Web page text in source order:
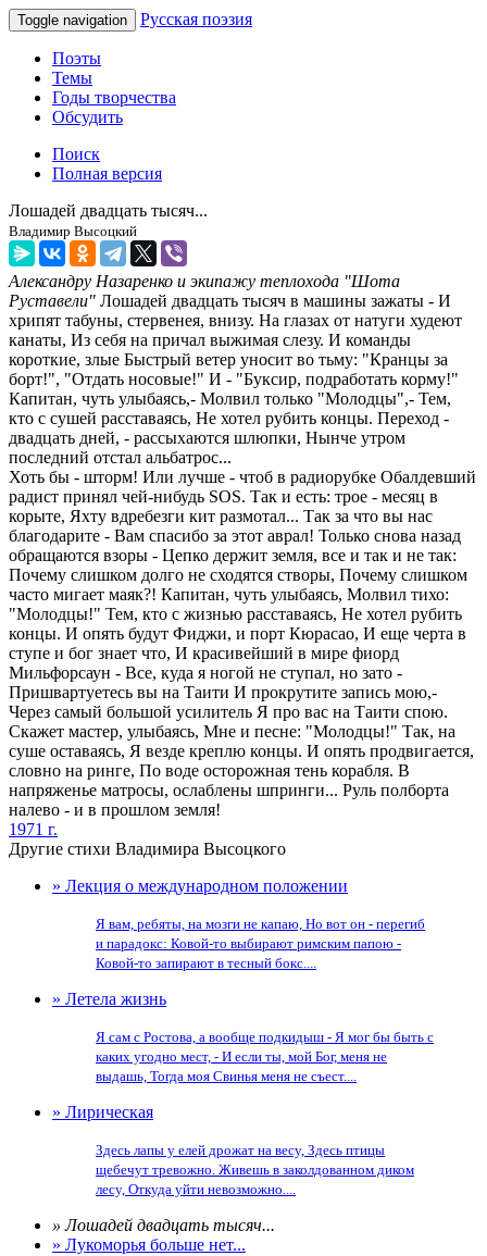
Toggle navigation Русская поэзия
Поэты
Темы
Годы творчества
Обсудить
Поиск
Полная версия
Лошадей двадцать тысяч...
Владимир Высоцкий
Александру Назаренко и экипажу теплохода "Шота
Руставели" Лошадей двадцать тысяч в машины зажаты - И
хрипят табуны, стервенея, внизу. На глазах от натуги худеют
канаты, Из себя на причал выжимая слезу. И команды
короткие, злые Быстрый ветер уносит во тьму: "Кранцы за
борт!", "Отдать носовые!" И - "Буксир, подработать корму!"
Капитан, чуть улыбаясь,- Молвил только "Молодцы",- Тем,
кто с сушей расставаясь, Не хотел рубить концы. Переход -
двадцать дней, - рассыхаются шлюпки, Нынче утром
последний отстал альбатрос...
Хоть бы - шторм! Или лучше - чтоб в радиорубке Обалдевший
радист принял чей-нибудь SOS. Так и есть: трое - месяц в
корыте, Яхту вдребезги кит размотал... Так за что вы нас
благодарите - Вам спасибо за этот аврал! Только снова назад
обращаются взоры - Цепко держит земля, все и так и не так:
Почему слишком долго не сходятся створы, Почему слишком
часто мигает маяк?! Капитан, чуть улыбаясь, Молвил тихо:
"Молодцы!" Тем, кто с жизнью расставаясь, Не хотел рубить
концы. И опять будут Фиджи, и порт Кюрасао, И еще черта в
ступе и бог знает что, И красивейший в мире фиорд
Мильфорсаун - Все, куда я ногой не ступал, но зато -
Пришвартуетесь вы на Таити И прокрутите запись мою,-
Через самый большой усилитель Я про вас на Таити спою.
Скажет мастер, улыбаясь, Мне и песне: "Молодцы!" Так, на
суше оставаясь, Я везде креплю концы. И опять продвигается,
словно на ринге, По воде осторожная тень корабля. В
напряженье матросы, ослаблены шпринги... Руль полборта
налево - и в прошлом земля!
1971 г.
Другие стихи Владимира Высоцкого
» Лекция о международном положении
Я вам, ребяты, на мозги не капаю, Но вот он - перегиб
и парадокс: Ковой-то выбирают римским папою -
Ковой-то запирают в тесный бокс....
» Летела жизнь
Я сам с Ростова, а вообще подкидыш - Я мог бы быть с
каких угодно мест, - И если ты, мой Бог, меня не
выдашь, Тогда моя Свинья меня не съест....
» Лирическая
Здесь лапы у елей дрожат на весу, Здесь птицы
щебечут тревожно. Живешь в заколдованном диком
лесу, Откуда уйти невозможно....
» Лошадей двадцать тысяч...
» Лукоморья больше нет...